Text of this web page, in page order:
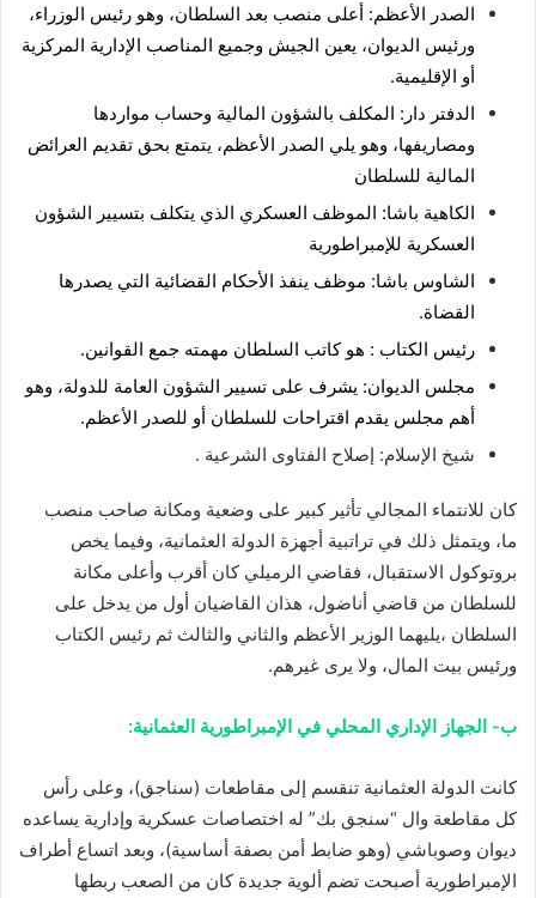
الصدر الأعظم: أعلى منصب بعد السلطان، وهو رئيس الوزراء،
ورئيس الديوان، يعين الجيش وجميع المناصب الإدارية المركزية
أو الإقليمية.
الدفتر دار: المكلف بالشؤون المالية وحساب مواردها
ومصاريفها، وهو يلي الصدر الأعظم، يتمتع بحق تقديم العرائض
المالية للسلطان
الكاهية باشا: الموظف العسكري الذي يتكلف بتسيير الشؤون
العسكرية للإمبراطورية
الشاوس باشا: موظف ينفذ الأحكام القضائية التي يصدرها
القضاة.
رئيس الكتاب : هو كاتب السلطان مهمته جمع القوانين.
مجلس الديوان: يشرف على تسيير الشؤون العامة للدولة، وهو
أهم مجلس يقدم اقتراحات للسلطان أو للصدر الأعظم.
شيخ الإسلام: إصلاح الفتاوى الشرعية .
كان للانتماء المجالي تأثير كبير على وضعية ومكانة صاحب منصب
ما، ويتمثل ذلك في تراتبية أجهزة الدولة العثمانية، وفيما يخص
بروتوكول الاستقبال، فقاضي الرميلي كان أقرب وأعلى مكانة
للسلطان من قاضي أناضول، هذان القاضيان أول من يدخل على
السلطان ،يليهما الوزير الأعظم والثاني والثالث ثم رئيس الكتاب
ورئيس بيت المال، ولا يرى غيرهم.
ب- الجهاز الإداري المحلي في الإمبراطورية العثمانية:
كانت الدولة العثمانية تنقسم إلى مقاطعات (سناجق)، وعلى رأس
كل مقاطعة وال “سنجق بك” له اختصاصات عسكرية وإدارية يساعده
ديوان وصوباشي (وهو ضابط أمن بصفة أساسية)، وبعد اتساع أطراف
الإمبراطورية أصبحت تضم ألوية جديدة كان من الصعب ربطها